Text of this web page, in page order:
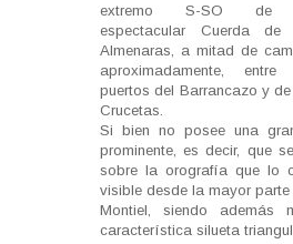
extremo S-SO de
espectacular Cuerda de
Almenaras, a mitad de
aproximadamente, entre
puertos del Barrancazo y
Crucetas.
Si bien no posee una
prominente, es decir, que
sobre la orografía que lo
visible desde la mayor
Montiel, siendo
característica silueta